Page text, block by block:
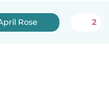
Rose 2